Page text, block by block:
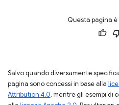
Questa pagina
Salvo quando diversamente
pagina sono concessi in base alla
Attribution 4.0, mentre gli esempi di